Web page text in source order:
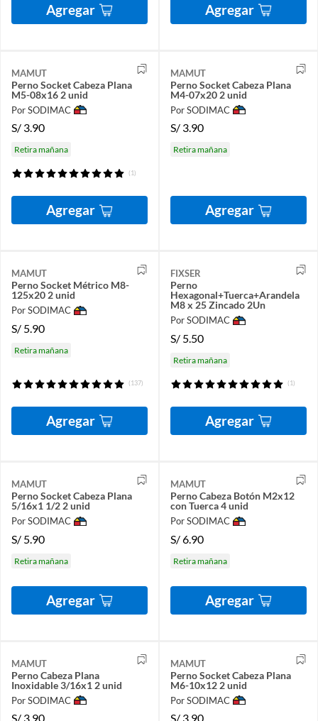
Agregar Agregar
MAMUT
Perno Socket Cabeza Plana
M5-08x16 2 unid
Por SODIMAC
S/ 3.90
Retira mañana
(1)
Agregar
MAMUT
Perno Socket Cabeza Plana
M4-07x20 2 unid
Por SODIMAC
S/ 3.90
Retira mañana
Agregar
MAMUT
Perno Socket Métrico M8-
125x20 2 unid
Por SODIMAC
S/ 5.90
Retira mañana
(137)
Agregar
FIXSER
Perno
Hexagonal+Tuerca+Arandela
M8 x 25 Zincado 2Un
Por SODIMAC
S/ 5.50
Retira mañana
(1)
Agregar
MAMUT
Perno Socket Cabeza Plana
5/16x1 1/2 2 unid
Por SODIMAC
S/ 5.90
Retira mañana
Agregar
MAMUT
Perno Cabeza Botón M2x12
con Tuerca 4 unid
Por SODIMAC
S/6.90
Retira mañana
Agregar
MAMUT
Perno Cabeza Plana
Inoxidable 3/16x1 2 unid
Por SODIMAC
S/ 3.90
MAMUT
Perno Socket Cabeza Plana
M6-10x12 2 unid
Por SODIMAC
S/ 3.90